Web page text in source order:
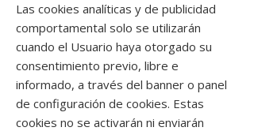
Las cookies analíticas y de publicidad
comportamental solo se utilizarán
cuando el Usuario haya otorgado su
consentimiento previo, libre e
informado, a través del banner o panel
de configuración de cookies. Estas
cookies no se activarán ni enviarán